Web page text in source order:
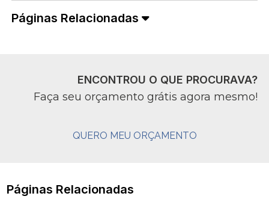
Páginas Relacionadas
ENCONTROU O QUE PROCURAVA?
Faça seu orçamento grátis agora mesmo!
QUERO MEU ORÇAMENTO
Páginas Relacionadas